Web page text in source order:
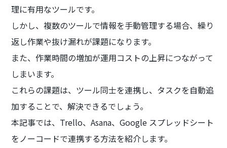
理に有用なツールです。
しかし、複数のツールで情報を手動管理する場合、繰り
返し作業や抜け漏れが課題になります。
また、作業時間の増加が運用コストの上昇につながって
しまいます。
これらの課題は、ツール同士を連携し、タスクを自動追
加することで、解決できるでしょう。
本記事では、Trello、Asana、Google スプレッドシート
をノーコードで連携する方法を紹介します。